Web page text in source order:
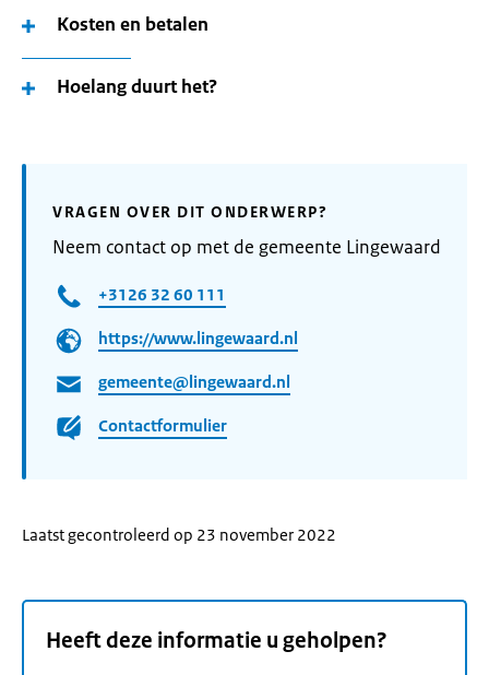
Kosten en betalen
Hoelang duurt het?
VRAGEN OVER DIT ONDERWERP?
Neem contact op met de gemeente Lingewaard
+3126 32 60 111
https://www.lingewaard.nl
gemeente@lingewaard.nl
Contactformulier
Laatst gecontroleerd op 23 november 2022
Heeft deze informatie u geholpen?